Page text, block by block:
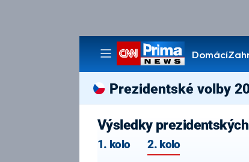
Domácí
Pořady
Prezidentské volby
Výsledky
1. kolo 2. kolo